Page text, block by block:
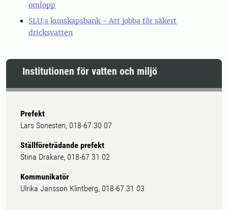
omlopp
SLU:s kunskapsbank - Att jobba för säkert
dricksvatten
Institutionen för vatten och miljö
Prefekt
Lars Sonesten, 018-67 30 07
Ställföreträdande prefekt
Stina Drakare, 018-67 31 02
Kommunikatör
Ulrika Jansson Klintberg, 018-67 31 03